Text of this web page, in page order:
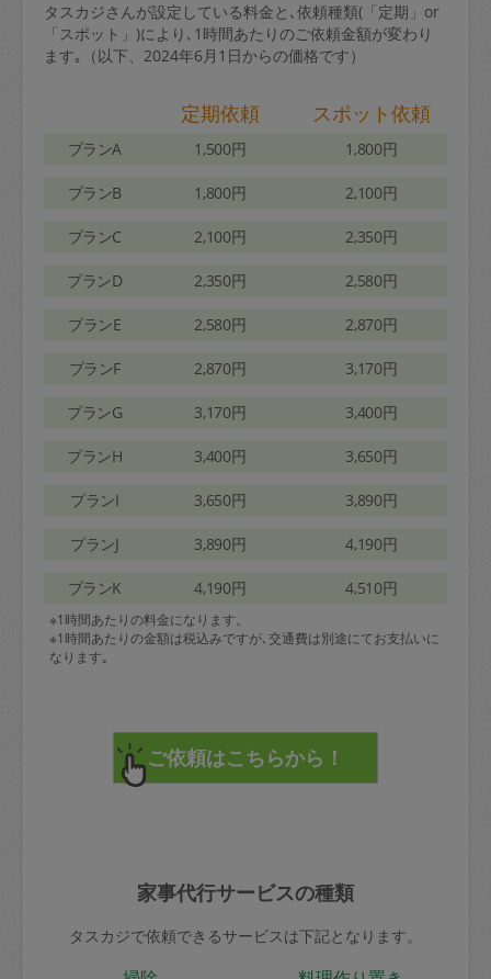
タスカジさんが設定している料金と､依頼種類(「定期」or
「スポット」)により､1時間あたりのご依頼金額が変わり
ます｡（以下、2024年6月1日からの価格です）
定期依頼 スポット依頼
プランA 1,500円 1,800円
プランB 1,800円 2,100円
プランC 2,100円 2,350円
プランD 2,350円 2,580円
プランE 2,580円 2,870円
プランF 2,870円 3,170円
プランG 3,170円 3,400円
プランH 3,400円 3,650円
プランI 3,650円 3,890円
プランJ 3,890円 4,190円
プランK 4,190円 4,510円
※1時間あたりの料金になります。
※1時間あたりの金額は税込みですが､交通費は別途にてお支払いに
なります｡
家事代行サービスの種類
タスカジで依頼できるサービスは下記となります。